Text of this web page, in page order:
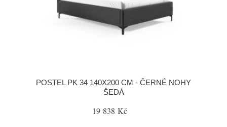
POSTEL PK 34 140X200 CM - ČERNÉ NOHY
ŠEDÁ
19 838 Kč